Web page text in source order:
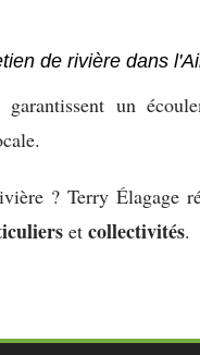
de rivière dans
garantissent un
? Terry Élagage
et collectivités.